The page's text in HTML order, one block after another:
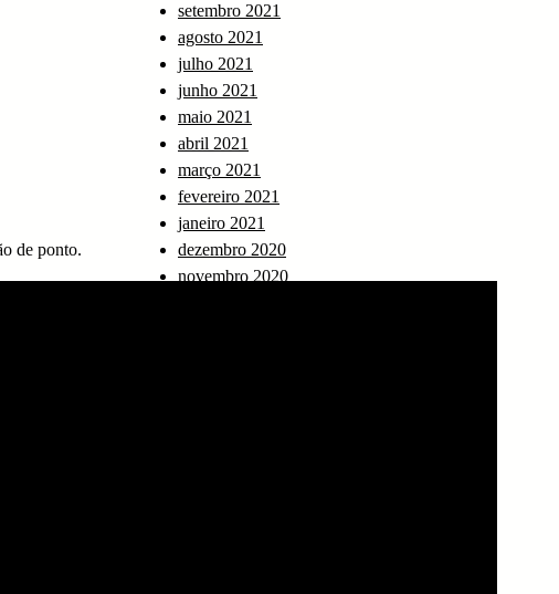
de ponto.
setembro 2021
agosto 2021
julho 2021
junho 2021
maio 2021
abril 2021
março 2021
fevereiro 2021
janeiro 2021
dezembro 2020
novembro 2020